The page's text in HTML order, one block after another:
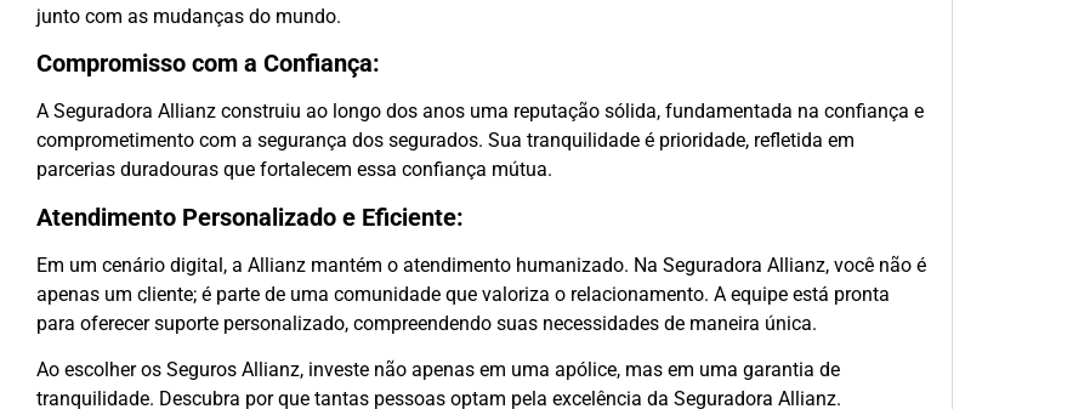
junto com as mudanças do mundo.
Compromisso com a Confiança:
A Seguradora Allianz construiu ao longo dos anos uma reputação sólida, fundamentada na confiança e
comprometimento com a segurança dos segurados. Sua tranquilidade é prioridade, refletida em
parcerias duradouras que fortalecem essa confiança mútua.
Atendimento Personalizado e Eficiente:
Em um cenário digital, a Allianz mantém o atendimento humanizado. Na Seguradora Allianz, você não é
apenas um cliente; é parte de uma comunidade que valoriza o relacionamento. A equipe está pronta
para oferecer suporte personalizado, compreendendo suas necessidades de maneira única.
Ao escolher os Seguros Allianz, investe não apenas em uma apólice, mas em uma garantia de
tranquilidade. Descubra por que tantas pessoas optam pela excelência da Seguradora Allianz.